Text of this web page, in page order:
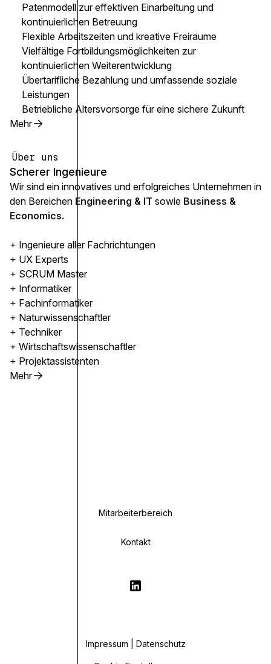
Über uns
Scherer Ingenieure
Wir sind ein innovatives und erfolgreiches Unternehmen in
den Bereichen Engineering & IT sowie Business &
Economics.
+ Ingenieure aller Fachrichtungen
+ UX Experts
+ SCRUM Master
+ Informatiker
+ Fachinformatiker
+ Naturwissenschaftler
+ Techniker
+ Wirtschaftswissenschaftler
+ Projektassistenten
Mehr
Patenmodell zur effektiven Einarbeitung und
kontinuierlichen Betreuung
Flexible Arbeitszeiten und kreative Freiräume
Vielfältige Fortbildungsmöglichkeiten zur
kontinuierlichen Weiterentwicklung
Übertarifliche Bezahlung und umfassende soziale
Leistungen
Betriebliche Altersvorsorge für eine sichere Zukunft
Mehr
Mitarbeiterbereich
Kontakt
Impressum | Datenschutz